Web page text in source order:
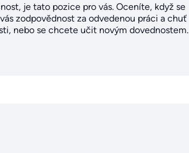
je tato pozice pro vás. Oceníte, když se
zodpovědnost za odvedenou práci a chuť
nebo se chcete učit novým dovednostem.